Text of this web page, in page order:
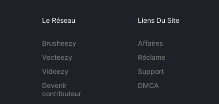
Le Réseau
Brusheezy
Vecteezy
Videezy
Devenir
contributeur
Liens Du Site
Affaires
Réclame
Support
DMCA